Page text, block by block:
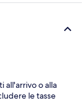
all'arrivo o alla
le tasse